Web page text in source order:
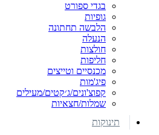
בגדי ספורט
גופיות
הלבשה תחתונה
הנעלה
חולצות
חליפות
מכנסיים וטייצים
פיג'מות
קפוצ'ונים/ג׳קטים/מעילים
שמלות/חצאיות
תינוקות